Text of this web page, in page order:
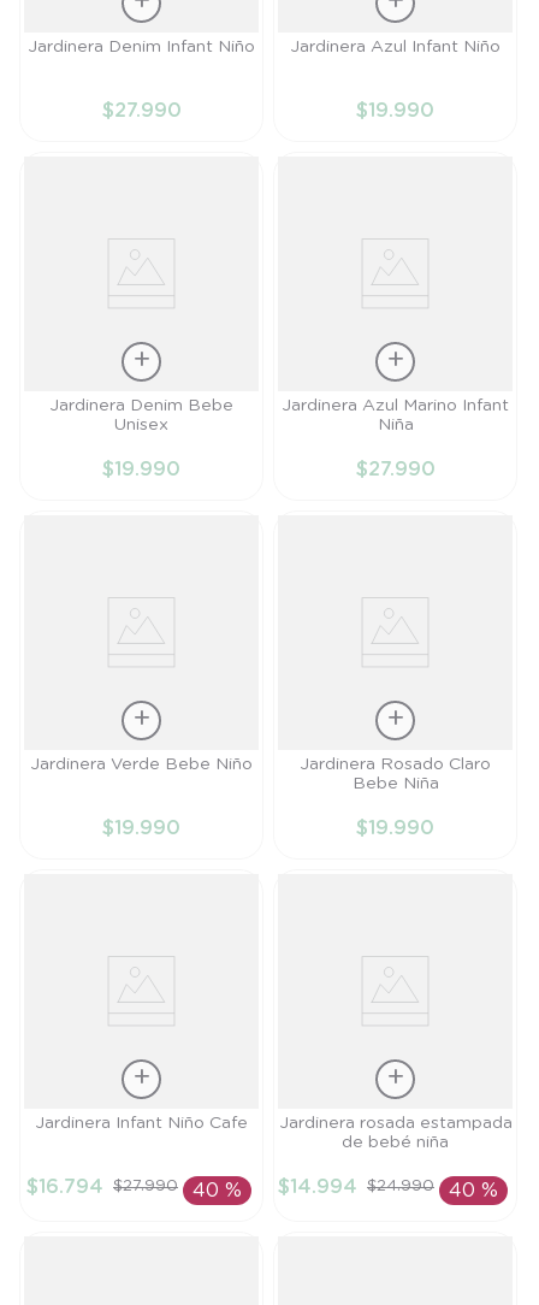
Talla
Jardinera Denim Infant Niño
$27.990
Talla
Jardinera Azul Infant Niño
$19.990
Talla
Jardinera Denim Bebe
Unisex
$19.990
Talla
Jardinera Azul Marino Infant
Niña
$27.990
Talla
Jardinera Verde Bebe Niño
$19.990
Talla
Jardinera Rosado Claro
Bebe Niña
$19.990
Talla
AÑADIR AL
Jardinera Infant Niño Cafe
$16.794 $27.990 40 %
Talla
AÑADIR AL
Jardinera rosada estampada
de bebé niña
$14.994 $24.990 40 %